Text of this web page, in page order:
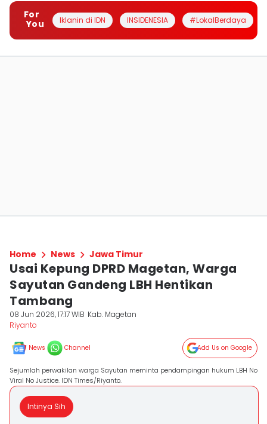
For
You
Iklanin di IDN INSIDENESIA #LokalBerdaya
Home News Jawa Timur
Usai Kepung DPRD Magetan, Warga
Sayutan Gandeng LBH Hentikan
Tambang
08 Jun 2026, 17:17 WIB Kab. Magetan
Riyanto
News Channel Add Us on Google
Sejumlah perwakilan warga Sayutan meminta pendampingan hukum LBH No
Viral No Justice. IDN Times/Riyanto.
Intinya Sih